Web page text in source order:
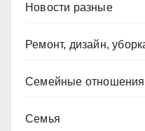
Новости разные
Ремонт, дизайн,
Семейные отношения
Семья